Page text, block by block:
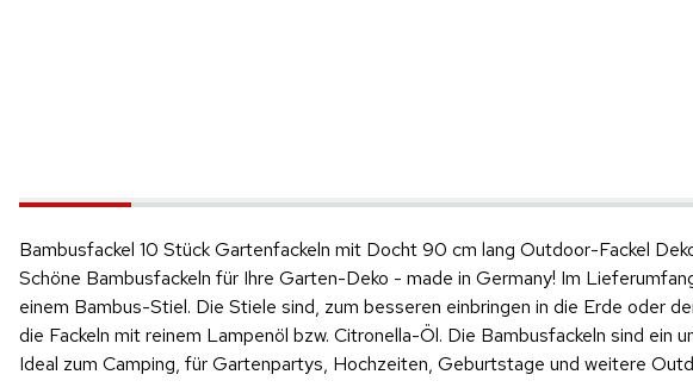
Bambusfackel 10 Stück Gartenfackeln mit Docht 90 cm lang Outdoor-Fackel
Schöne Bambusfackeln für Ihre Garten-Deko - made in Germany! Im
einem Bambus-Stiel. Die Stiele sind, zum besseren einbringen in die Erde oder
die Fackeln mit reinem Lampenöl bzw. Citronella-Öl. Die Bambusfackeln sind
Ideal zum Camping, für Gartenpartys, Hochzeiten, Geburtstage und weitere